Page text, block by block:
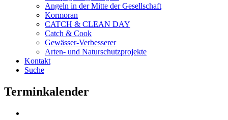
Angeln in der Mitte der Gesellschaft
Kormoran
CATCH & CLEAN DAY
Catch & Cook
Gewässer-Verbesserer
Arten- und Naturschutzprojekte
Kontakt
Suche
Terminkalender